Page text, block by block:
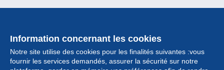
Information concernant les cookies
Notre site utilise des cookies pour les finalités suivantes :vous
fournir les services demandés, assurer la sécurité sur notre